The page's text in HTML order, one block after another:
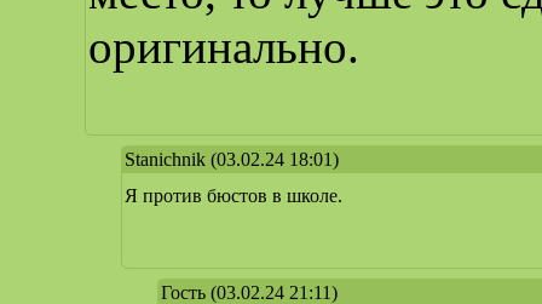
оригинально.
Stanichnik (03.02.24 18:01)
Я против бюстов в школе.
Гость (03.02.24 21:11)